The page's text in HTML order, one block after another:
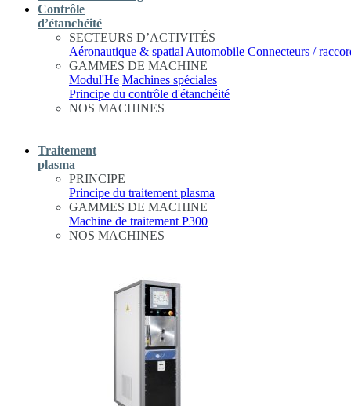
Contrôle
d’étanchéité
SECTEURS D’ACTIVITÉS
Aéronautique & spatial Automobile Connecteurs /
GAMMES DE MACHINE
Modul'He Machines spéciales
Principe du contrôle d'étanchéité
NOS MACHINES
Traitement
plasma
PRINCIPE
Principe du traitement plasma
GAMMES DE MACHINE
Machine de traitement P300
NOS MACHINES